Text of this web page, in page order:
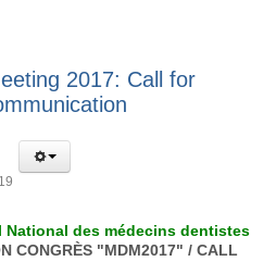
2017: Call for
National des médecins dentistes
CONGRÈS "MDM2017" / CALL